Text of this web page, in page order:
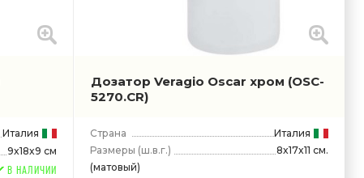
Италия
9x18x9 см
В НАЛИЧИИ
Дозатор Veragio Oscar хром (OSC-
5270.CR)
Страна
Италия
Размеры (ш.в.г.)
8x17x11 см.
(матовый)